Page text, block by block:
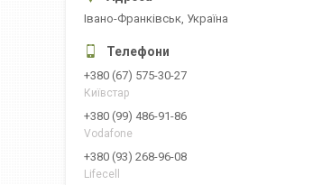
Івано-Франківськ, Україна
+380 (67) 575-30-27
Київстар
+380 (99) 486-91-86
Vodafone
+380 (93) 268-96-08
Lifecell